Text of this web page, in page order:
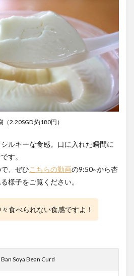
（2.20SGD 約180円）
ルキーな食感。口に入れた瞬間に
す。
、ぜひこちらの動画の9:50~から杏
様子をご覧ください。
食べられない食感ですよ！
Ban Soya Bean Curd